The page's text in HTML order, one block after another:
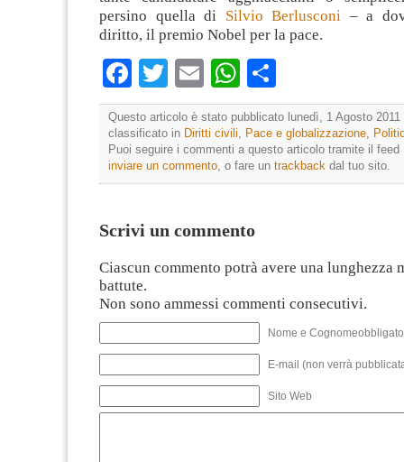
persino quella di Silvio Berlusconi – a
diritto, il premio Nobel per la pace.
Facebook
TwitterEmailWhatsApp
Questo articolo è stato pubblicato lunedì, 1 Agosto 2011
classificato in Diritti civili, Pace e globalizzazione,
Puoi seguire i commenti a questo articolo tramite il feed
inviare un commento, o fare un trackback dal tuo sito.
Scrivi un commento
Ciascun commento potrà avere una lunghezza
battute.
Non sono ammessi commenti consecutivi.
Nome e
E-mail (non verrà
Sito Web